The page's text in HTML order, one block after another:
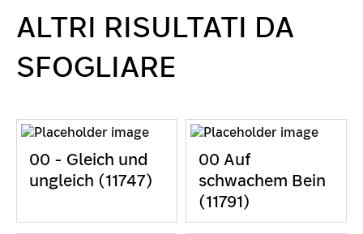
ALTRI RISULTATI DA
SFOGLIARE
00 - Gleich und
ungleich (11747)
00 Auf
schwachem Bein
(11791)